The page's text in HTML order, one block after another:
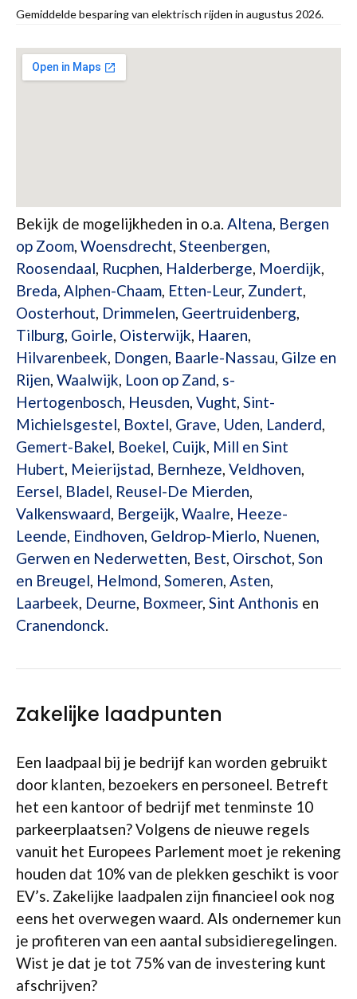
Gemiddelde besparing van elektrisch rijden in augustus 2026.
Bekijk de mogelijkheden in o.a. Altena Bergen
op Zoom Woensdrecht Steenbergen
Roosendaal Rucphen Halderberge Moerdijk
Breda Alphen-Chaam Etten-Leur, Zundert
Oosterhout Drimmelen Geertruidenberg
Tilburg Goirle Oisterwijk Haaren
Hilvarenbeek Dongen Baarle-Nassau Gilze en
Rijen Waalwijk Loon op Zand s-
Hertogenbosch Heusden Vught Sint-
Michielsgestel Boxtel Grave Uden Landerd
Gemert-Bakel Boekel Cuijk Mill en Sint
Hubert Meierijstad Bernheze Veldhoven
Eersel Bladel Reusel-De Mierden
Valkenswaard Bergeijk Waalre Heeze-
Leende Eindhoven Geldrop-Mierlo Nuenen,
Gerwen en Nederwetten Best Oirschot Son
en Breugel Helmond Someren Asten
Laarbeek Deurne Boxmeer, Sint Anthonis en
Cranendonck
Zakelijke laadpunten
Een laadpaal bij je bedrijf kan worden gebruikt
door klanten, bezoekers en personeel. Betreft
het een kantoor of bedrijf met tenminste 10
parkeerplaatsen? Volgens de nieuwe regels
vanuit het Europees Parlement moet je rekening
houden dat 10% van de plekken geschikt is voor
EV’s. Zakelijke laadpalen zijn financieel ook nog
eens het overwegen waard. Als ondernemer kun
je profiteren van een aantal subsidieregelingen.
Wist je dat je tot 75% van de investering kunt
afschrijven?